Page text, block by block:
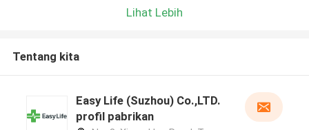
Lihat Lebih
Tentang kita
Easy Life (Suzhou) Co.,LTD.
profil pabrikan